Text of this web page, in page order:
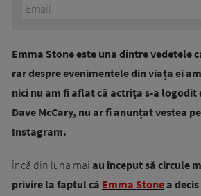
Emma Stone este una dintre vedetele
rar despre evenimentele din viața ei
nici nu am fi aflat că actrița s-a logodit
Dave McCary, nu ar fi anunțat vestea
Instagram.
Încă din luna mai au început să circule
privire la faptul că Emma Stone a